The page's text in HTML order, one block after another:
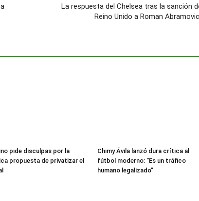
La respuesta del Chelsea tras la sanción
Reino Unido a Roman
pide disculpas por la
propuesta de privatizar el
Chimy Ávila lanzó dura crítica al
fútbol moderno: “Es un tráfico
humano legalizado”